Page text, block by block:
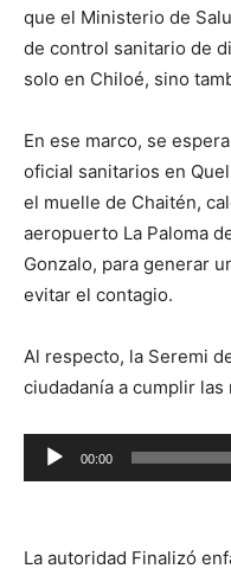
que el Ministerio de
de control sanitario de
solo en Chiloé, sino
En ese marco, se
oficial sanitarios en
el muelle de Chaitén,
aeropuerto La Paloma
Gonzalo, para generar
evitar el contagio.
Al respecto, la Seremi
ciudadanía a cumplir
Reproductor
de
00:00
La autoridad Finalizó